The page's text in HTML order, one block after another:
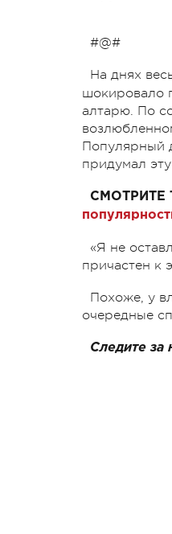
#@#
На днях
шокировало
алтарю. По
Популярный
придумал
СМОТРИТЕ
«Я не
причастен к
Похоже, у
очередные
Следите за